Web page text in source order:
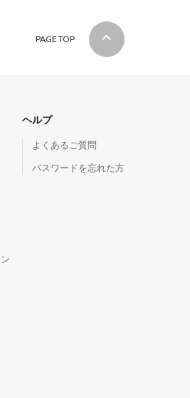
PAGE TOP
ヘルプ
よくあるご質問
パスワードを忘れた方